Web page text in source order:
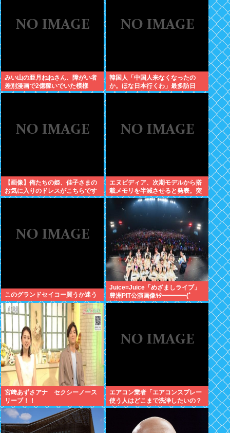
みい山の亜月ねねさん、障がい者
差別漫画で2億稼いでいた模様
www
韓国人「中国人来なくなったの
か。ほな日本行くわ」最多訪日
数、前年同期比19%増
【画像】俺たちの姫、佳子さまの
お気に入りのドレスがこちらです
←コレは可愛過ぎるw w w w w w
エヌビディア、次期モデルから搭
載メモリを半減させると発表。突
然メモリ余り始めるwww
このグランドセイコー買うか迷う
Juice=Juice「めざましライブ」
豊洲PIT公演画像ｷﾀ━━━━(ﾟ
∀ﾟ)━━━━!!
宮﨑あずさアナ セクシーノース
リーブ！！
エアコン業者「エアコンスプレー
使う人はどこまで洗浄したいの？
室内に風を送り込んでるファンは
汚いままですよ」331.5万バズ